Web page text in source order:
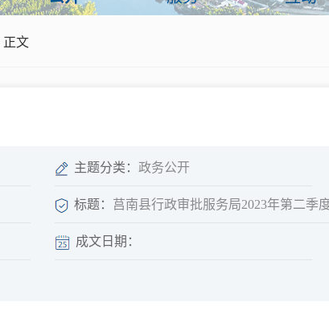
依申请公开
正文
主题分类： 政务公开
标题： 莒南县行政审批服务局2023年第二季
成文日期：